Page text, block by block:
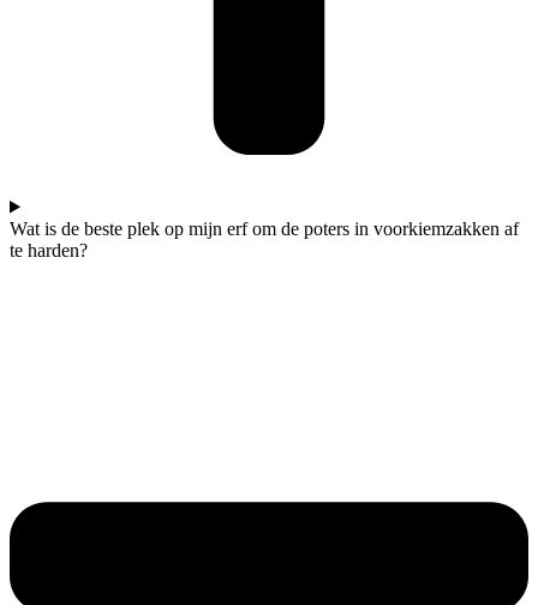
Wat is de beste plek op mijn erf om de poters in voorkiemzakken af
te harden?